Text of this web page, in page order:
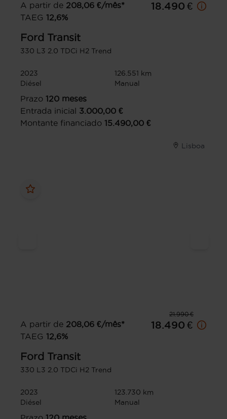
A partir de 208,06 €/mês*
TAEG 12,6%
18.490 €
Ford Transit
330 L3 2.0 TDCi H2 Trend
2023
126.551 km
Diésel
Manual
Prazo 120 meses
Entrada inicial 3.000,00 €
Montante financiado 15.490,00 €
Lisboa
21.990 €
A partir de 208,06 €/mês*
TAEG 12,6%
18.490 €
Ford Transit
330 L3 2.0 TDCi H2 Trend
2023
123.730 km
Diésel
Manual